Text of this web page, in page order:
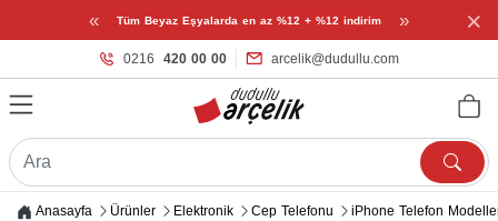
« Tüm Beyaz Eşyalarda en az %12 + %12 indirim » ×
0216 420 00 00 arcelik@dudullu.com
Anasayfa Ürünler Elektronik Cep Telefonu iPhone Telefon